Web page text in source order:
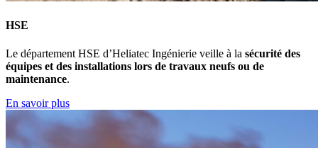
HSE
Le département HSE d’Heliatec Ingénierie veille à la sécurité des
équipes et des installations lors de travaux neufs ou de
maintenance.
En savoir plus